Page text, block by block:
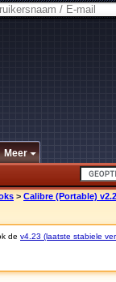
Meer
> Calibre (Portable)
de v4.23 (laatste stabiele